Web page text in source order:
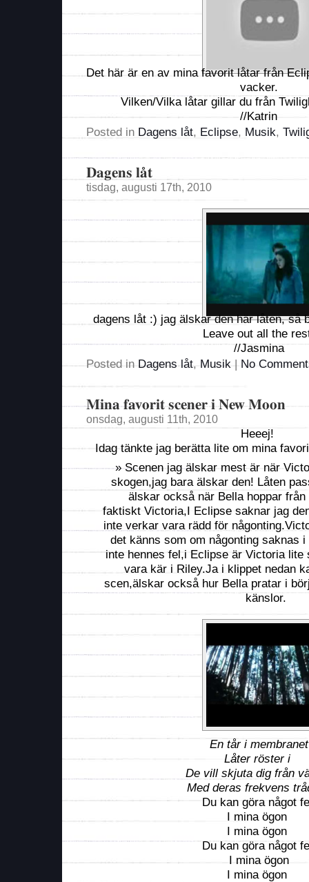
Det här är en av mina favorit låtar från
vacker.
Vilken/Vilka låtar gillar du från
//Katrin
Posted in Dagens låt, Eclipse, Musik,
Dagens låt
tisdag, augusti 17th, 2010
dagens låt :) jag älskar den här låten, så
Leave out all the
//Jasmina
Posted in Dagens låt, Musik | No
Mina favorit scener i New Moon
onsdag, augusti 11th, 2010
Heeej!
Idag tänkte jag berätta lite om mina
Scenen jag älskar mest är när
skogen,jag bara älskar den! Låten
älskar också när Bella hoppar
faktiskt Victoria,I Eclipse saknar jag
inte verkar vara rädd för
det känns som om någonting saknas
inte hennes fel,i Eclipse är Victoria lite
vara kär i Riley.Ja i klippet nedan
scen,älskar också hur Bella pratar i
känslor.
En tår i membranet
Låter röster i
De vill skjuta dig från
Med deras frekvens
Du kan göra något
I mina ögon
I mina ögon
Du kan göra något
I mina ögon
I mina ögon